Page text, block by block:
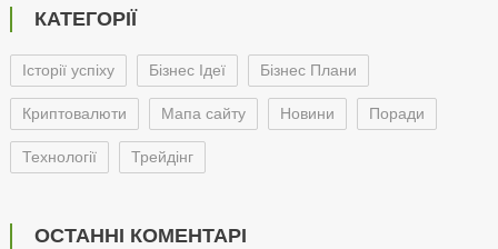
КАТЕГОРІЇ
Історії успіху Бізнес Ідеї Бізнес Плани
Криптовалюти Мапа сайту Новини Поради
Технології Трейдінг
ОСТАННІ КОМЕНТАРІ